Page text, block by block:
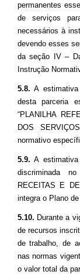
permanentes
de serviços
necessários à
devendo esses
da seção IV –
Instrução
5.8. A
desta parceria
“PLANILHA
DOS
normativo
5.9. A
discriminada
RECEITAS E
integra o Plano
5.10. Durante a
de recursos
de trabalho, de
nas normas
o valor total da